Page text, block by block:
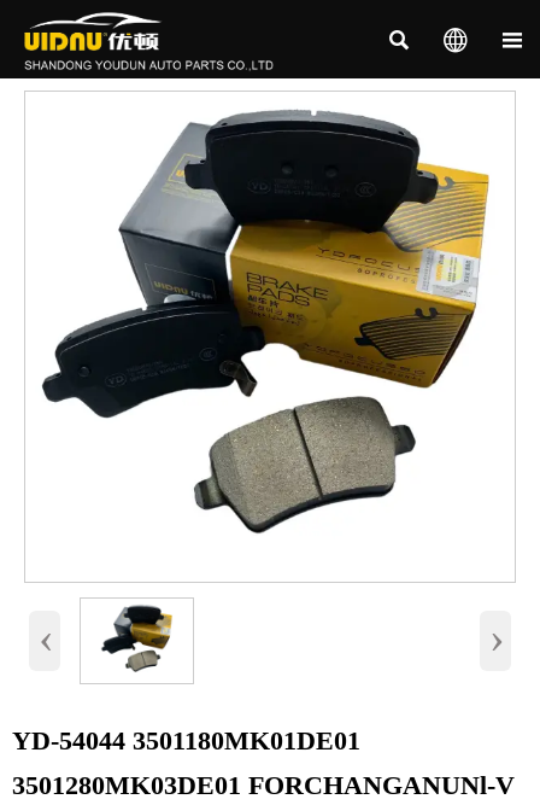
  
‹ ›
YD-54044 3501180MK01DE01
3501280MK03DE01 FORCHANGANUNl-V